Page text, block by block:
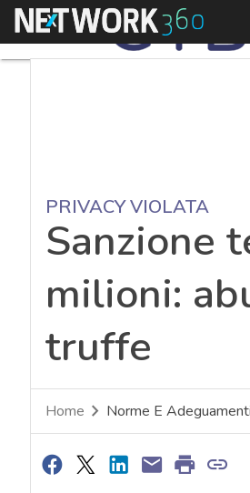
Menu
PRIVACY VIOLATA
Sanzione
milioni:
truffe
Home Norme E Adeguamenti